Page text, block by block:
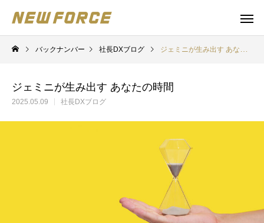
バックナンバー 社長DXブログ ジェミニが生み出す あなたの時間
ジェミニが生み出す あなたの時間
2025.05.09 社長DXブログ